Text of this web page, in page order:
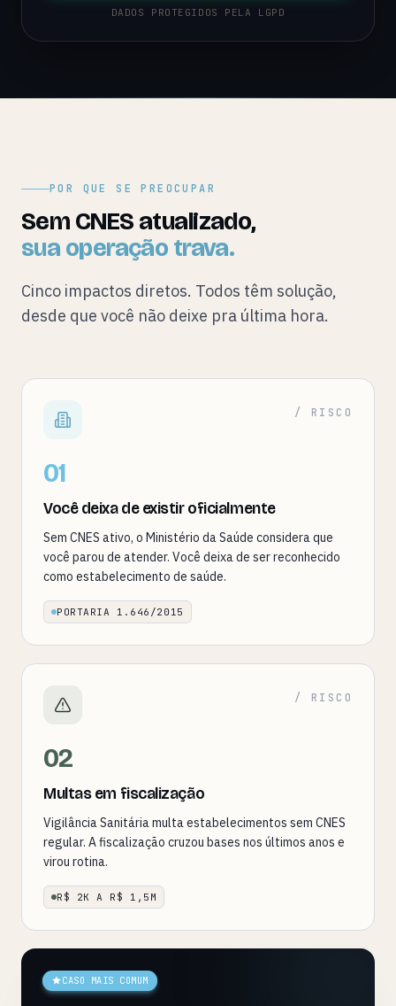
DADOS PROTEGIDOS PELA LGPD
POR QUE SE PREOCUPAR
Sem CNES atualizado,
sua operação trava.
Cinco impactos diretos. Todos têm solução,
desde que você não deixe pra última hora.
/ RISCO
01
Você deixa de existir oficialmente
Sem CNES ativo, o Ministério da Saúde considera que
você parou de atender. Você deixa de ser reconhecido
como estabelecimento de saúde.
PORTARIA 1.646/2015
/ RISCO
02
Multas em fiscalização
Vigilância Sanitária multa estabelecimentos sem CNES
regular. A fiscalização cruzou bases nos últimos anos e
virou rotina.
R$ 2K A R$ 1,5M
CASO MAIS COMUM